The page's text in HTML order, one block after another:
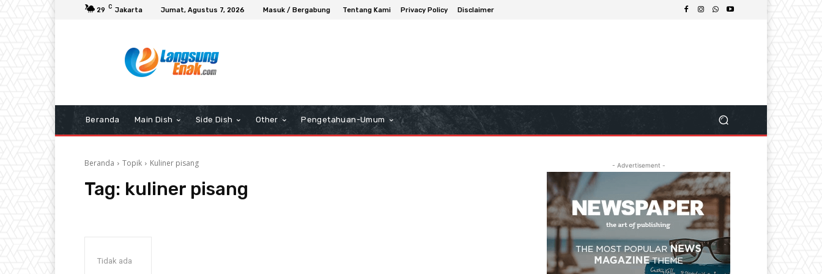
29 C Jakarta Jumat, Agustus 7, 2026 Masuk / Bergabung Tentang Kami Privacy Policy Disclaimer
Beranda Main Dish Side Dish Other Pengetahuan-Umum
Beranda Topik Kuliner pisang
Tag: kuliner pisang
Tidak ada
- Advertisement -